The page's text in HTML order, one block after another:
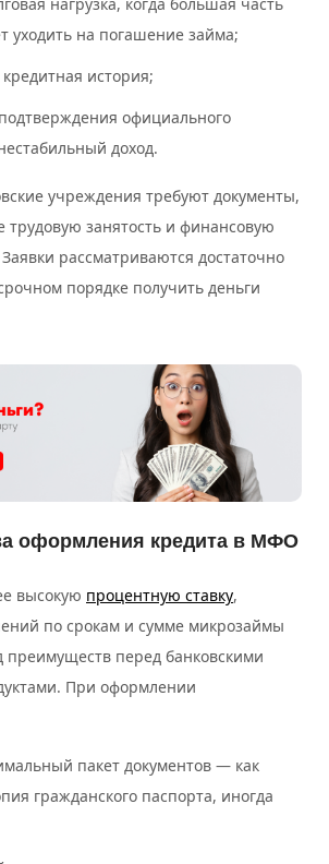
уходить на погашение займа;
история;
официального
доход.
учреждения требуют документы,
занятость и финансовую
Заявки рассматриваются достаточно
порядке получить деньги
оформления кредита в МФО
высокую процентную ставку,
по срокам и сумме микрозаймы
перед банковскими
При оформлении
пакет документов — как
гражданского паспорта, иногда